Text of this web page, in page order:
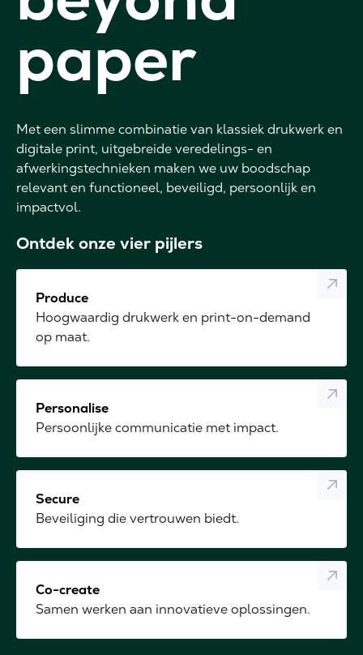
paper
Met een slimme combinatie van klassiek drukwerk en
digitale print, uitgebreide veredelings- en
afwerkingstechnieken maken we uw boodschap
relevant en functioneel, beveiligd, persoonlijk en
impactvol.
Ontdek onze vier pijlers
Produce
Hoogwaardig drukwerk en print-on-demand
op maat.
Personalise
Persoonlijke communicatie met impact.
Secure
Beveiliging die vertrouwen biedt.
Co-create
Samen werken aan innovatieve oplossingen.